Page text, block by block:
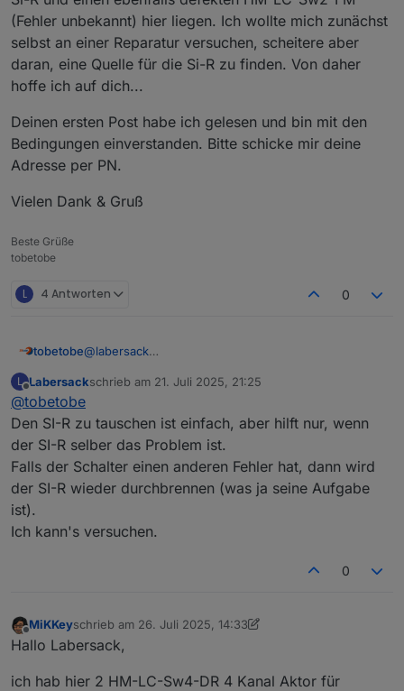
(Fehler unbekannt) hier liegen. Ich wollte mich zunächst
selbst an einer Reparatur versuchen, scheitere aber
daran, eine Quelle für die Si-R zu finden. Von daher
hoffe ich auf dich...
Deinen ersten Post habe ich gelesen und bin mit den
Bedingungen einverstanden. Bitte schicke mir deine
Adresse per PN.
Vielen Dank & Gruß
Beste Grüße
tobetobe
L 4 Antworten 0
tobetobe@labersack
schön, dass es dein Angebot noch immer gibt. Ich
habe mittlerweile 4 Stück HM-LC-Sw1-FM mit
verschmortem Si-R und einen ebenfalls defekten
HM-LC-Sw2-FM (Fehler unbekannt) hier liegen. Ich
wollte mich zunächst selbst an einer Reparatur
versuchen, scheitere aber daran, eine Quelle für die
Si-R zu finden. Von daher hoffe ich auf dich...
Deinen ersten Post habe ich gelesen und bin mit den
Bedingungen einverstanden. Bitte schicke mir deine
Adresse per PN.
Vielen Dank & Gruß
L
Offline
Labersackschrieb am 21. Juli 2025, 21:25
zuletzt editiert von
@tobetobe
Den SI-R zu tauschen ist einfach, aber hilft nur, wenn
der SI-R selber das Problem ist.
Falls der Schalter einen anderen Fehler hat, dann wird
der SI-R wieder durchbrennen (was ja seine Aufgabe
ist).
Ich kann's versuchen.
0
Offline
MiKKeyschrieb am 26. Juli 2025, 14:33
zuletzt editiert von MiKKey
Hallo Labersack,
ich hab hier 2 HM-LC-Sw4-DR 4 Kanal Aktor für